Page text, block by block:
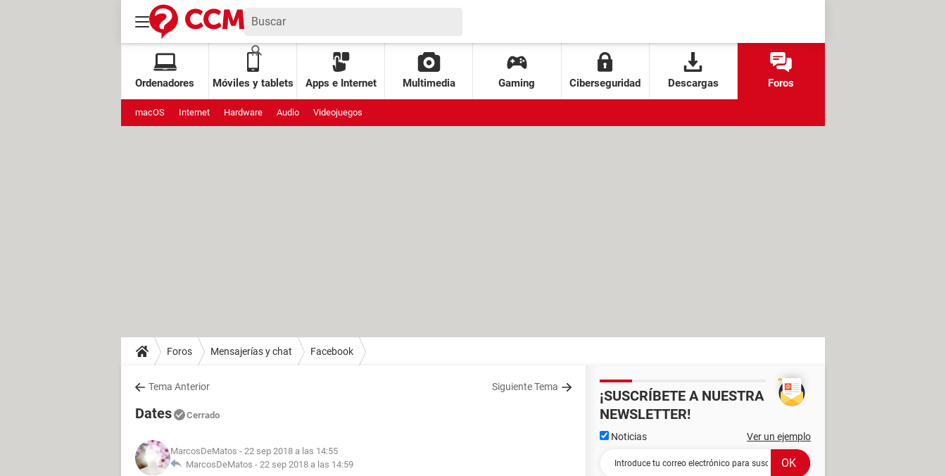
Ordenadores Móviles y tablets Apps e Internet Multimedia Gaming Ciberseguridad Descargas Foros
macOS Internet Hardware Audio Videojuegos
Foros Mensajerías y chat Facebook
Tema Anterior Siguiente Tema
Dates Cerrado
MarcosDeMatos - 22 sep 2018 a las 14:55
MarcosDeMatos - 22 sep 2018 a las 14:59
¡SUSCRÍBETE A NUESTRA
NEWSLETTER!
Noticias Ver un ejemplo